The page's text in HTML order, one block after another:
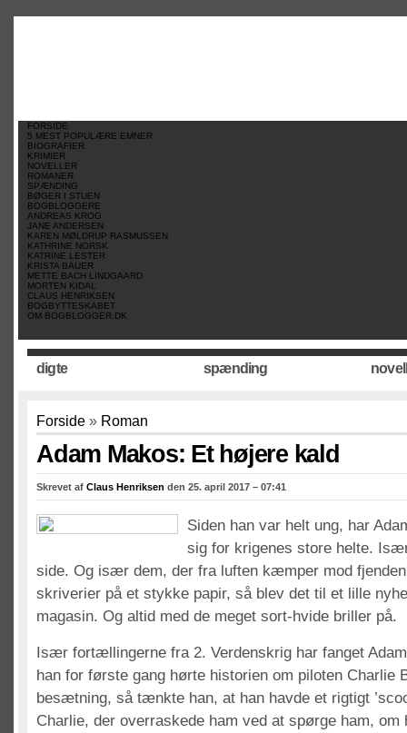
FORSIDE
5 MEST POPULÆRE EMNER
BIOGRAFIER
KRIMIER
NOVELLER
ROMANER
SPÆNDING
BØGER I STUEN
BOGBLOGGERE
ANDREAS KROG
JANE ANDERSEN
KAREN MØLDRUP RASMUSSEN
KATHRINE NORSK
KATRINE LESTER
KRISTA BAUER
METTE BACH LINDGAARD
MORTEN KIDAL
CLAUS HENRIKSEN
BOGBYTTESKABET
OM BOGBLOGGER.DK
digte spænding
Forside » Roman
Adam Makos: Et højere kald
Skrevet af Claus Henriksen den 25. april 2017 – 07:41
Siden han var helt ung, har
sig for krigenes store helte.
side. Og især dem, der fra luften kæmper mod
skriverier på et stykke papir, så blev det til et lille
magasin. Og altid med de meget sort-hvide briller på.
Især fortællingerne fra 2. Verdenskrig har fanget
han for første gang hørte historien om piloten Charlie
besætning, så tænkte han, at han havde et rigtigt
Charlie, der overraskede ham ved at spørge ham, om